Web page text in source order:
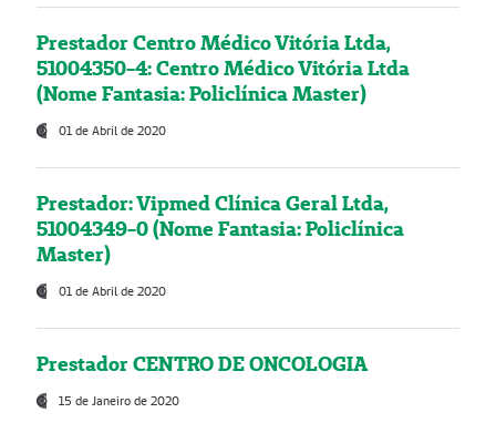
Prestador Centro Médico Vitória Ltda,
51004350-4: Centro Médico Vitória Ltda
(Nome Fantasia: Policlínica Master)
01 de Abril de 2020
Prestador: Vipmed Clínica Geral Ltda,
51004349-0 (Nome Fantasia: Policlínica
Master)
01 de Abril de 2020
Prestador CENTRO DE ONCOLOGIA
15 de Janeiro de 2020